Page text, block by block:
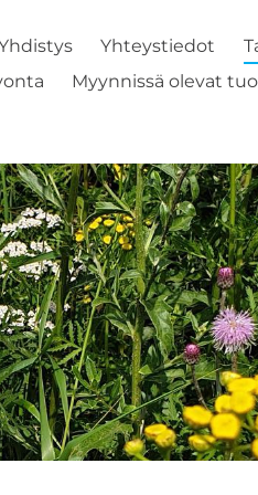
Yhteystiedot
Myynnissä olevat